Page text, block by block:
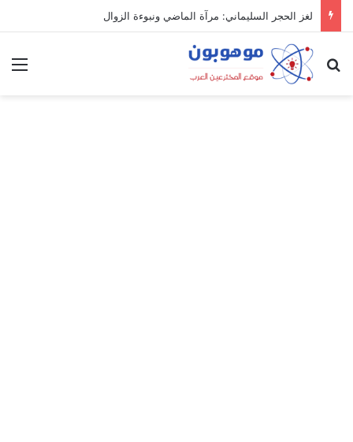
لغز الحجر السليماني: مرآة الماضي ونبوءة الزوال
بحث عن